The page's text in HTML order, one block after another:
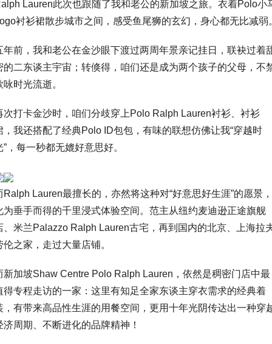
Lauren此次也跟随了我和老公的新加坡之旅。衣着Polo小
衬衫裙散步城市之间，感受鱼尾狮的玄幻，身心都无比减弱
年前，我和老公在金沙眼下渡过两周年景亲记挂日，联袂过着
的二东谈主宇宙；转倏得，咱们还是成为两个孩子的父母，不
咏时光流逝。
次打卡金沙时，咱们分歧穿上Polo Ralph Lauren衬衫、衬衫
，我还搭配了经典Polo ID包包，有味的联想仿佛让我“穿越时
”，每一秒都无媲好意思好。
Ralph Lauren最擅长的，亦然将这种对“好意思好生涯”的愿景，
为垂手而得的千里浸式体验空间。范主从纽约麦迪逊正途旗舰
、米兰Palazzo Ralph Lauren古宅，再到国内的北京、上海拉
伦之家，走过大量店铺。
新加坡Shaw Centre Polo Ralph Lauren，依然是稠密门店中最
得专程走访的一家：这里有知足全家东谈主穿衣需求的经典着
，有带来高品性生涯的用餐空间，更用十年光阴传达出一种穿
济周期、不断进化的品牌精神！